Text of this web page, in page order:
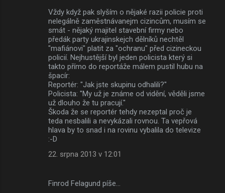
Vždy když pak slyším o nějaké razii policie proti
nelegálně zaměstnávanejm cizincům, musím se
smát - nějaký majitel stavební firmy nebo
předák party ukrajinskejch dělníků nechtěl
"mafiánovi" platit za "ochranu" před cizineckou
policií. Nejhustější byl jeden policista který si
takto přímo do reportáže málem pustil hubu na
špacír:
Reportér: "Jak jste skupinu odhalili?"
Policista: "My už je známe od vidění, věděli jsme
už dlouho že tu pracují."
Škoda že se reportér tehdy nezeptal proč je
teda nesbalili a nevykázali rovnou. Ta vepřová
hlava by to snad i na rovinu vybalila do televize
:-D
22. srpna 2013 v 12:01
Finrod Felagund píše…